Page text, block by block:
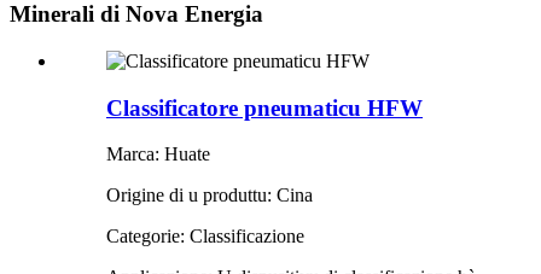
Minerali di Nova Energia
Classificatore pneumaticu HFW
Marca: Huate
Origine di u produttu: Cina
Categorie: Classificazione